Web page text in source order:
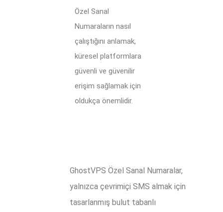
Özel Sanal
Numaraların nasıl
çalıştığını anlamak,
küresel platformlara
güvenli ve güvenilir
erişim sağlamak için
oldukça önemlidir.
GhostVPS Özel Sanal Numaralar,
yalnızca çevrimiçi SMS almak için
tasarlanmış bulut tabanlı